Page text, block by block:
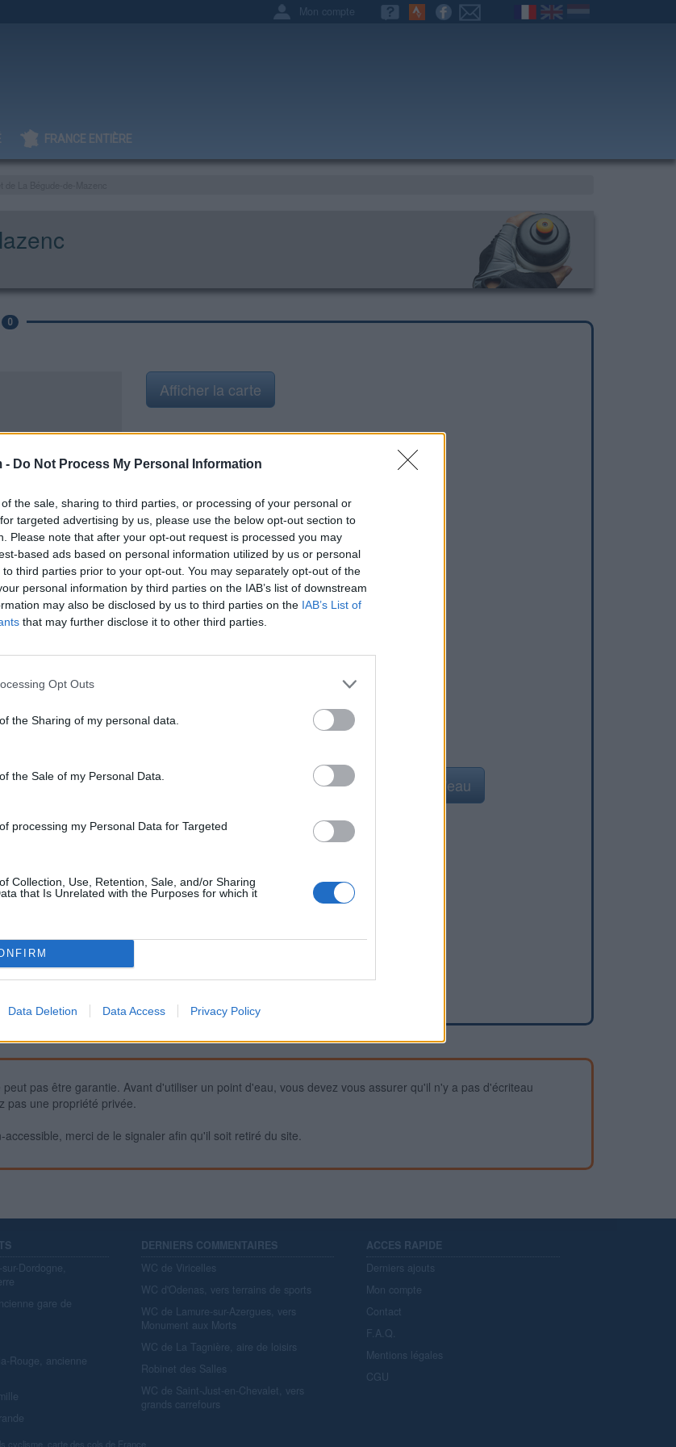
- Do Not Process My Personal Information
the sale, sharing to third parties, or processing of your personal or
targeted advertising by us, please use the below opt-out section to
Please note that after your opt-out request is processed you may
based ads based on personal information utilized by us or personal
third parties prior to your opt-out. You may separately opt-out of the
personal information by third parties on the IAB’s list of downstream
may also be disclosed by us to third parties on the IAB’s List of
that may further disclose it to other third parties.
Opt Outs
the Sharing of my personal data.
the Sale of my Personal Data.
processing my Personal Data for Targeted
Collection, Use, Retention, Sale, and/or Sharing
that Is Unrelated with the Purposes for which it
Data Deletion Data Access Privacy Policy
Mon compte
FRANCE ENTIÈRE
0
contre le mur
Afficher la carte
Signaler une erreur Ajouter un point d'eau
pas être garantie. Avant d'utiliser un point d'eau, vous devez vous assurer qu'il n'y a pas d'écriteau
pas une propriété privée.
merci de le signaler afin qu'il soit retiré du site.
Dordogne,
gare de
Rouge, ancienne
DERNIERS COMMENTAIRES
WC de Viricelles
WC d'Odenas, vers terrains de sports
WC de Lamure-sur-Azergues, vers
Monument aux Morts
WC de La Tagnière, aire de loisirs
Robinet des Salles
WC de Saint-Just-en-Chevalet, vers
grands carrefours
ACCES RAPIDE
Derniers ajouts
Mon compte
Contact
F.A.Q.
Mentions légales
CGU
cyclisme carte des cols de France